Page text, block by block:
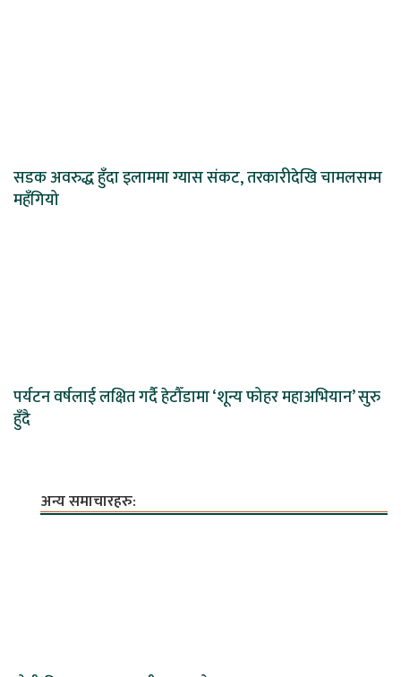
सडक अवरुद्ध हुँदा इलाममा ग्यास संकट, तरकारीदेखि चामलसम्म
महँगियो
पर्यटन वर्षलाई लक्षित गर्दै हेटौँडामा ‘शून्य फोहर महाअभियान’ सुरु
हुँदै
अन्य समाचारहरु: